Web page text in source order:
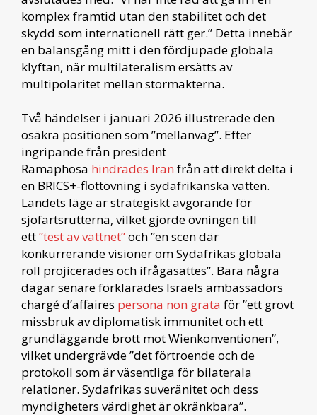
komplex framtid utan den stabilitet och det
skydd som internationell rätt ger.” Detta innebär
en balansgång mitt i den fördjupade globala
klyftan, när multilateralism ersätts av
multipolaritet mellan stormakterna.
Två händelser i januari 2026 illustrerade den
osäkra positionen som ”mellanväg”. Efter
ingripande från president
Ramaphosa hindrades Iran från att direkt delta i
en BRICS+-flottövning i sydafrikanska vatten.
Landets läge är strategiskt avgörande för
sjöfartsrutterna, vilket gjorde övningen till
ett”test av vattnet”och ”en scen där
konkurrerande visioner om Sydafrikas globala
roll projicerades och ifrågasattes”. Bara några
dagar senare förklarades Israels ambassadörs
chargé d’affaires persona non grata för ”ett grovt
missbruk av diplomatisk immunitet och ett
grundläggande brott mot Wienkonventionen”,
vilket undergrävde ”det förtroende och de
protokoll som är väsentliga för bilaterala
relationer. Sydafrikas suveränitet och dess
myndigheters värdighet är okränkbara”.